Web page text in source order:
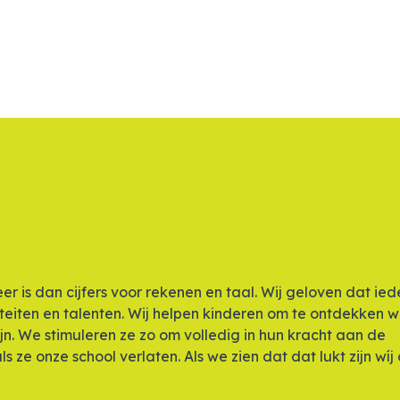
is dan cijfers voor rekenen en taal. Wij geloven dat
en talenten. Wij helpen kinderen om te ontdekken
We stimuleren ze zo om volledig in hun kracht aan de
ze onze school verlaten. Als we zien dat dat lukt zijn wíj